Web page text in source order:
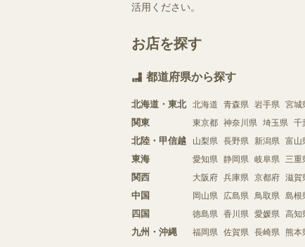
活用ください。
お店を探す
都道府県から探す
北海道・東北 北海道 青森県 岩手県 宮城
関東 東京都 神奈川県 埼玉県 千
北陸・甲信越 山梨県 長野県 新潟県 富山
東海 愛知県 静岡県 岐阜県 三重
関西 大阪府 兵庫県 京都府 滋賀
中国 岡山県 広島県 鳥取県 島根
四国 徳島県 香川県 愛媛県 高知
九州・沖縄 福岡県 佐賀県 長崎県 熊本